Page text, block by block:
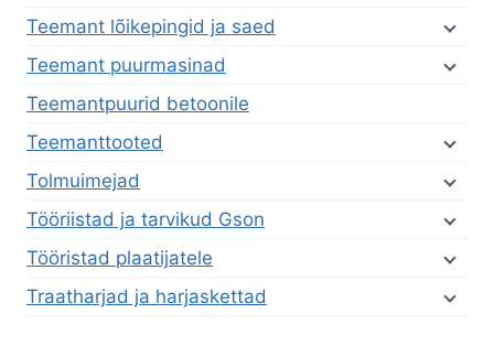
Teemant lõikepingid ja saed
Teemant puurmasinad
Teemantpuurid betoonile
Teemanttooted
Tolmuimejad
Tööriistad ja tarvikud Gson
Tööristad plaatijatele
Traatharjad ja harjaskettad